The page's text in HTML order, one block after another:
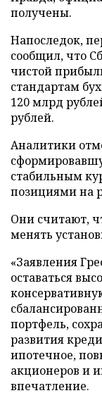
получены.
Напоследок,
сообщил, что
чистой
стандартам
120 млрд
рублей.
Аналитики
стабильным
позициями на
Они считают,
менять
«Заявления
оставаться
портфель,
развития
ипотечное,
акционеров и
впечатление.